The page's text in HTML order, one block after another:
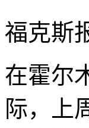
福克斯
在霍尔
际，上